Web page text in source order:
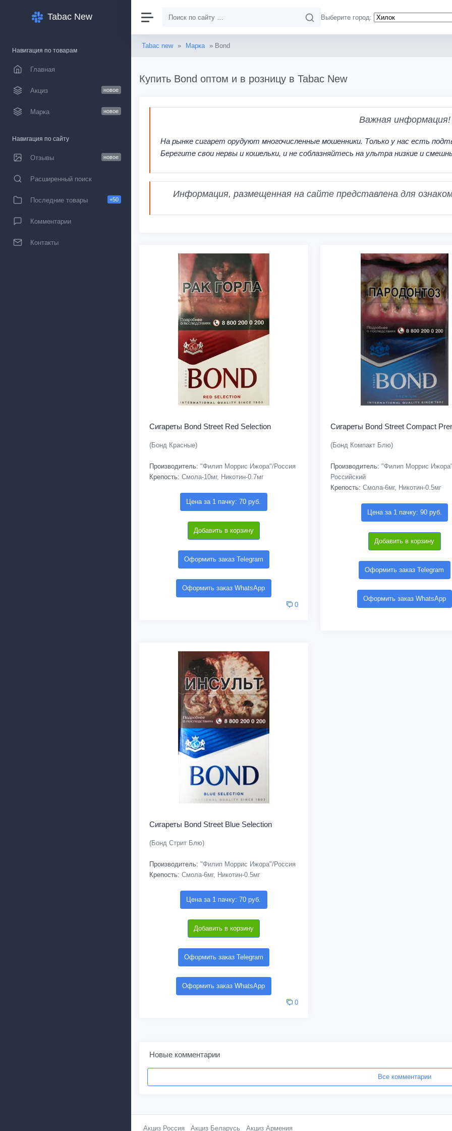
Tabac New
Навигация по товарам
Главная
Акциз новое
Марка новое
Навигация по сайту
Отзывы новое
Расширенный поиск
Последние товары +50
Комментарии
Контакты
Выберите город:
Tabac new » Марка » Bond
Купить Bond оптом и в розницу в Tabac New
Важная информация!
На рынке сигарет орудуют многочисленные мошенники. Только у нас есть
Берегите свои нервы и кошельки, и не соблазняйтесь на ультра низкие и
Информация, размещенная на сайте представлена для
Сигареты Bond Street Red Selection
(Бонд Красные)
Производитель: "Филип Моррис Ижора"/Россия
Крепость: Смола-10мг, Никотин-0.7мг
Цена за 1 пачку: 70 руб.
Добавить в корзину
Оформить заказ Telegram
Оформить заказ WhatsApp
0
Сигареты Bond Street Compact
(Бонд Компакт Блю)
Производитель: "Филип Моррис
Российский
Крепость: Смола-6мг, Никотин-0.5мг
Цена за 1 пачку: 90 руб.
Добавить в корзину
Оформить заказ Telegram
Оформить заказ WhatsApp
Сигареты Bond Street Blue Selection
(Бонд Стрит Блю)
Производитель: "Филип Моррис Ижора"/Россия
Крепость: Смола-6мг, Никотин-0.5мг
Цена за 1 пачку: 70 руб.
Добавить в корзину
Оформить заказ Telegram
Оформить заказ WhatsApp
0
Новые комментарии
Все комментарии
Акциз Россия Акциз Беларусь Акциз Армения